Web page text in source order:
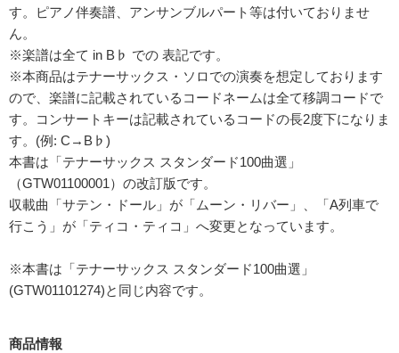
す。ピアノ伴奏譜、アンサンブルパート等は付いておりませ
ん。
※楽譜は全て in B♭ での 表記です。
※本商品はテナーサックス・ソロでの演奏を想定しております
ので、楽譜に記載されているコードネームは全て移調コードで
す。コンサートキーは記載されているコードの長2度下になりま
す。(例: C→B♭)
本書は「テナーサックス スタンダード100曲選」
（GTW01100001）の改訂版です。
収載曲「サテン・ドール」が「ムーン・リバー」、「A列車で
行こう」が「ティコ・ティコ」へ変更となっています。
※本書は「テナーサックス スタンダード100曲選」
(GTW01101274)と同じ内容です。
商品情報